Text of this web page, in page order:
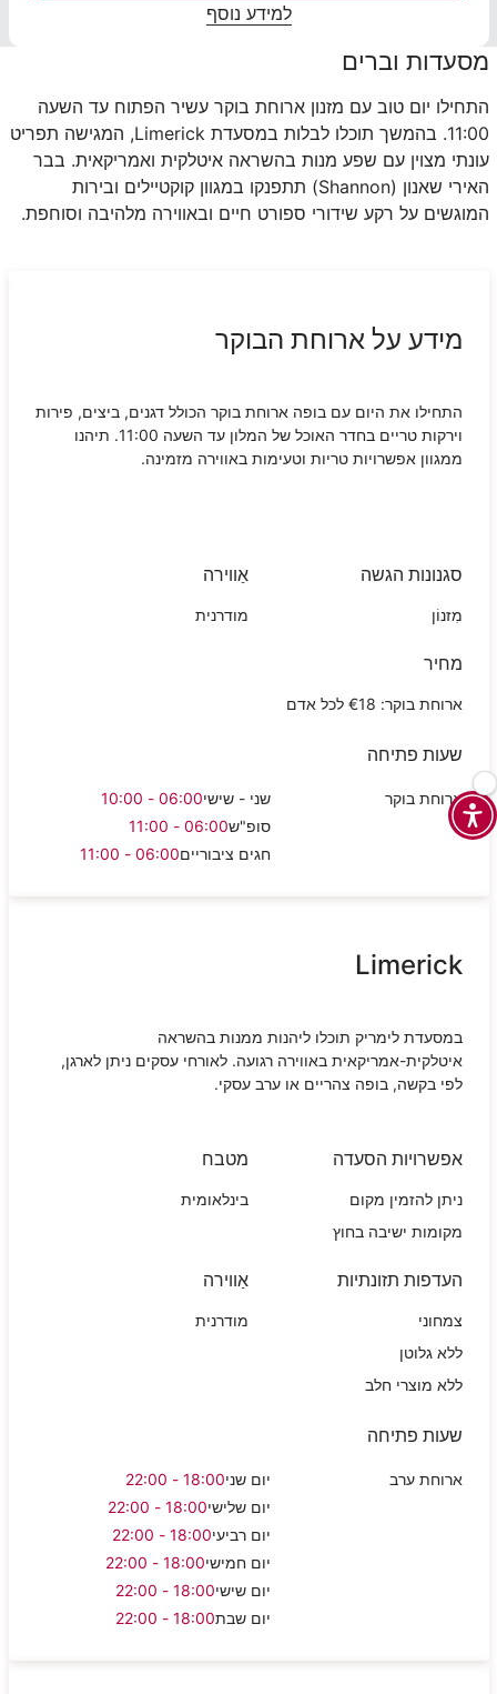
למידע נוסף
מסעדות וברים
התחילו יום טוב עם מזנון ארוחת בוקר עשיר הפתוח עד השעה
11:00. בהמשך תוכלו לבלות במסעדת
Limerick, המגישה תפריט
עונתי מצוין עם שפע מנות בהשראה איטלקית ואמריקאית. בבר
האירי שאנון (Shannon) תתפנקו במגוון קוקטיילים ובירות
המוגשים על רקע שידורי ספורט חיים ובאווירה מלהיבה וסוחפת.
מידע על ארוחת הבוקר
התחילו את היום עם בופה ארוחת בוקר הכולל דגנים, ביצים, פירות
וירקות טריים בחדר האוכל של המלון עד השעה 11:00. תיהנו
ממגוון אפשרויות טריות וטעימות באווירה מזמינה.
סגנונות הגשה
מִזנוֹן
אַווירה
מודרנית
מחיר
ארוחת בוקר: €18 לכל אדם
שעות פתיחה
ארוחת בוקר שני - שישי06:00 - 10:00
סופ"ש06:00 - 11:00
חגים ציבוריים06:00 - 11:00
Limerick
במסעדת לימריק תוכלו ליהנות ממנות בהשראה
איטלקית-אמריקאית באווירה רגועה. לאורחי עסקים ניתן לארגן,
לפי בקשה, בופה צהריים או ערב עסקי.
אפשרויות הסעדה
ניתן להזמין מקום
מקומות ישיבה בחוץ
מטבח
בינלאומית
העדפות תזונתיות
צמחוני
ללא גלוטן
ללא מוצרי חלב
אַווירה
מודרנית
שעות פתיחה
ארוחת ערב יום שני18:00 - 22:00
יום שלישי18:00 - 22:00
יום רביעי18:00 - 22:00
יום חמישי18:00 - 22:00
יום שישי18:00 - 22:00
יום שבת18:00 - 22:00